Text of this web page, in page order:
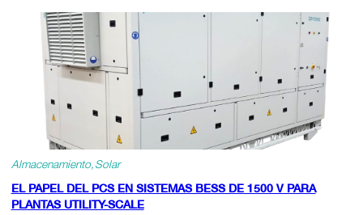
Almacenamiento Solar
EL PAPEL DEL PCS EN SISTEMAS BESS DE 1500 V PARA
PLANTAS UTILITY-SCALE